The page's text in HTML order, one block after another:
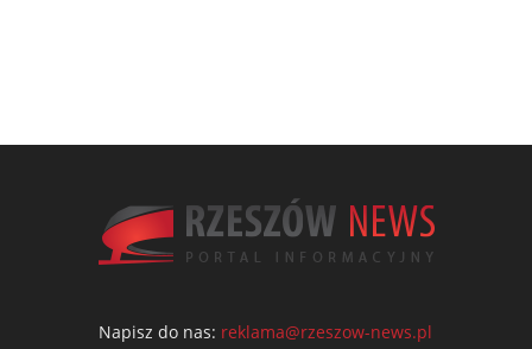
Napisz do nas: reklama@rzeszow-news.pl